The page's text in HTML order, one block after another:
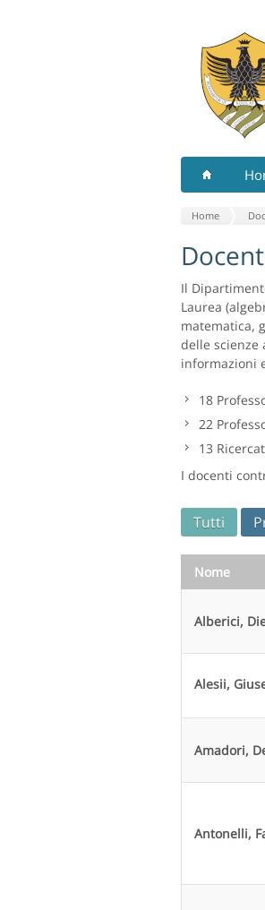
Home
Il
Laurea
matematica,
delle scienze
informazioni
18
22
13
I docenti
Tutti
Nome
Alberici,
Alesii,
Amadori,
Antonelli,